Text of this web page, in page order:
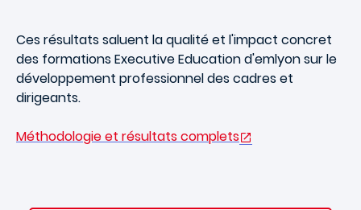
Ces résultats saluent la qualité et l'impact concret
des formations Executive Education d'emlyon sur le
développement professionnel des cadres et
dirigeants.
Méthodologie et résultats complets